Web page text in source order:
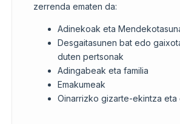
zerrenda ematen da:
Adinekoak eta
Desgaitasunen bat edo
duten pertsonak
Adingabeak eta familia
Emakumeak
Oinarrizko gizarte-ekintza eta